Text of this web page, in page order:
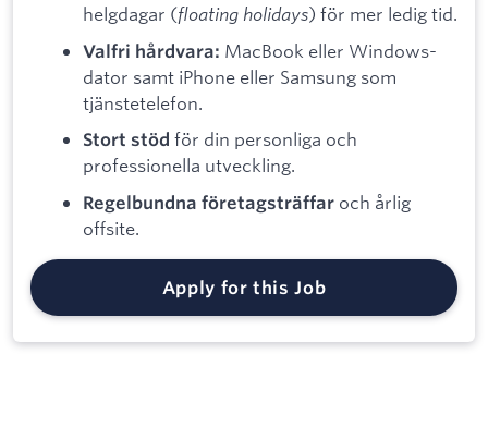
helgdagar (floating holidays) för mer ledig tid.
Valfri hårdvara: MacBook eller Windows-
dator samt iPhone eller Samsung som
tjänstetelefon.
Stort stöd för din personliga och
professionella utveckling.
Regelbundna företagsträffar och årlig
offsite.
Apply for this Job